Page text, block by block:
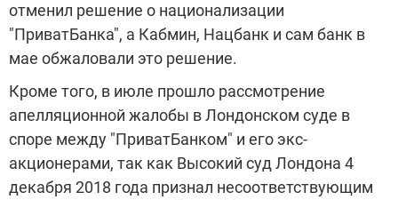
отменил решение о национализации
"ПриватБанка", а Кабмин, Нацбанк и сам банк в
мае обжаловали это решение.
Кроме того, в июле прошло рассмотрение
апелляционной жалобы в Лондонском суде в
споре между "ПриватБанком" и его экс-
акционерами, так как Высокий суд Лондона 4
декабря 2018 года признал несоответствующим